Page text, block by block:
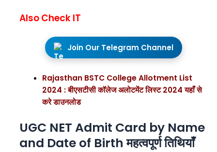
Also Check IT
Join Our Telegram Channel
Rajasthan BSTC College Allotment List
2024 : बीएसटीसी कॉलेज अलोटमेंट लिस्ट 2024 यहाँ से
करे डाउनलोड
UGC NET Admit Card by Name
and Date of Birthमहत्वपूर्ण तिथियाँ